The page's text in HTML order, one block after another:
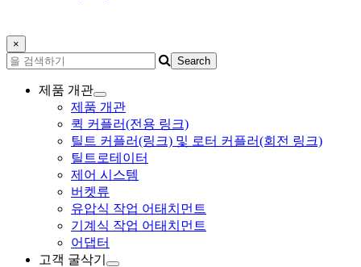
×
제품 개관
제품 개관
퀵 커플러(전용 링크)
틸트 커플러(링크) 및 로터 커플러(회전 링크)
틸트로테이터
제어 시스템
버켓류
유압식 작업 어태치먼트
기계식 작업 어태치먼트
어댑터
고객 굴삭기